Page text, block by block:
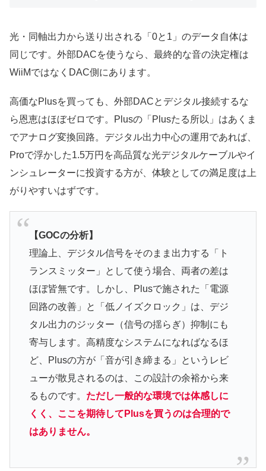
光・同軸出力から送り出される「0と1」のデータ自体は
同じです。外部DACを使うなら、最終的な音の決定権は
WiiMではなくDAC側にあります。
高価なPlusを買っても、外部DACとデジタル接続するな
ら恩恵はほぼゼロです。Plusの「Plusたる所以」はあくま
でアナログ変換回路。デジタル出力中心の運用であれば、
Proで浮かした1.5万円を高品質な光デジタルケーブルやイ
ンシュレーターに投資する方が、体験としての満足度は上
がりやすいはずです。
【GOCの分析】
理論上、デジタル信号をそのまま出力する「ト
ランスミッター」として使う場合、両者の差は
ほぼ皆無です。しかし、Plusで施された「電源
回路の改善」と「低ノイズクロック」は、デジ
タル出力のジッター（信号の揺らぎ）抑制にも
寄与します。高精度なシステムになればなるほ
ど、Plusの方が「音が引き締まる」というレビ
ューが散見されるのは、この設計の余裕から来
るものです。 ただし一般的な環境では体感しに
くく、ここを期待してPlusを買うのは合理的で
はありません。